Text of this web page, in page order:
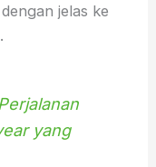
jelas ke
yang